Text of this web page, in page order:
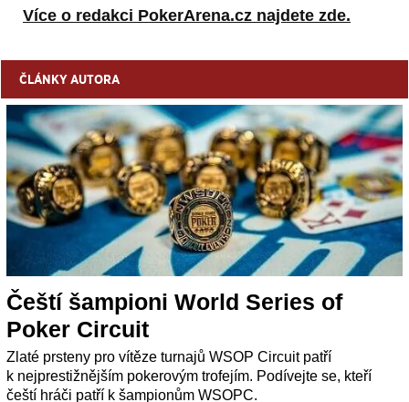
Více o redakci PokerArena.cz najdete zde.
ČLÁNKY AUTORA
Čeští šampioni World Series of
Poker Circuit
Zlaté prsteny pro vítěze turnajů WSOP Circuit patří
k nejprestižnějším pokerovým trofejím. Podívejte se, kteří
čeští hráči patří k šampionům WSOPC.